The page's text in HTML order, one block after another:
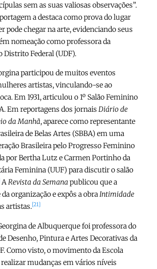
sem as suas valiosas observações”.
a destaca como prova do lugar
pode chegar na arte, evidenciando seus
nomeação como professora da
Distrito Federal (UDF).
participou de muitos eventos
artistas, vinculando-se ao
Em 1931, articulou o 1º Salão Feminino
Em reportagens dos jornais Diário de
da Manhã, aparece como representante
de Belas Artes (SBBA) em uma
Brasileira pelo Progresso Feminino
por Bertha Lutz e Carmen Portinho da
Feminina (UUF) para discutir o salão
ARevista da Semana publicou que a
organização e expôs a obraIntimidade
artistas.[21]
Georgina de Albuquerque foi professora do
Desenho, Pintura e Artes Decorativas da
Como visto, o movimento da Escola
mudanças em vários níveis